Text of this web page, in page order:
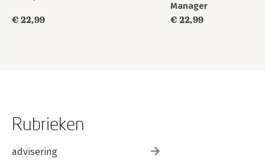
€ 22,99
Manager
€ 22,99
Rubrieken
advisering